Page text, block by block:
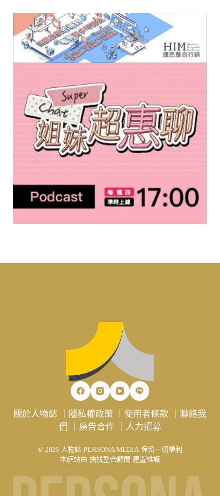
關於人物誌 隱私權政策 ｜使用者條款 ｜聯絡我
們
廣告合作｜ 人力招募
© 2026 人物誌 PERSONA MEDIA 保留一切權利
本網站由 快找整合顧問 建置維護